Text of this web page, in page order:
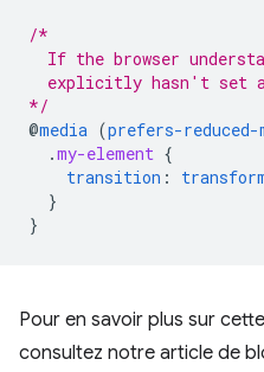
/*
If the browser
explicitly hasn't set
*/
@media (prefers-reduced-
.my-element {
transition :
}
}
Pour en savoir plus sur
consultez notre article de